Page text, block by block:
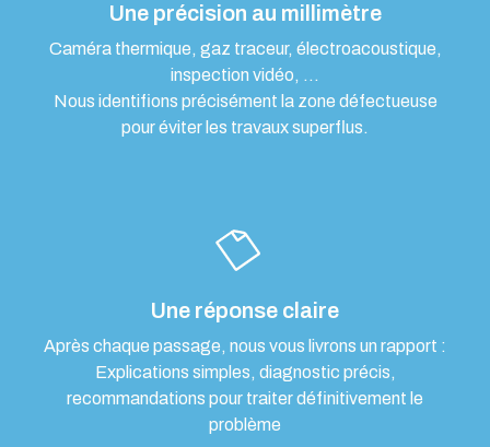
Une précision au millimètre
Caméra thermique, gaz traceur, électroacoustique,
inspection vidéo, …
Nous identifions précisément la zone défectueuse
pour éviter les travaux superflus.
Une réponse claire
Après chaque passage, nous vous livrons un rapport :
Explications simples, diagnostic précis,
recommandations pour traiter définitivement le
problème